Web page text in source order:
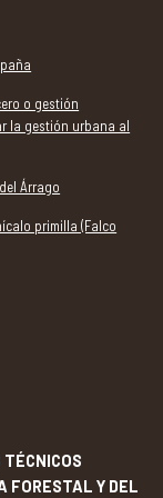
o gestión
la gestión urbana al
Árrago
primilla (Falco
TÉCNICOS
FORESTAL Y DEL